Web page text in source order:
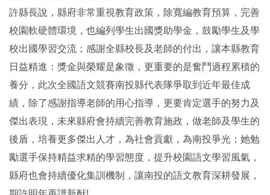
許縣長說，縣府非常重視教育政策，除寬編教育預算，完善
校園軟硬體環境，也編列學生出國獎助學金，鼓勵學生及學
校出國學習交流；感謝全縣校長及老師的付出，讓本縣教育
日益精進：獎金與榮耀是象徵，更重要的是奮鬥過程累積的
養分，此次全國語文競賽南投縣代表隊爭取到近年最佳成
績，除了感謝指導老師的用心指導，更要肯定選手的努力及
傑出表現，未來縣府會持續完善教育施政，做老師及學生的
後盾，培養更多傑出人才，為社會貢獻，為南投爭光；她勉
勵選手保持精益求精的學習態度，提升校園語文學習風氣，
縣府也會持續優化集訓機制，讓南投的語文教育深耕發展，